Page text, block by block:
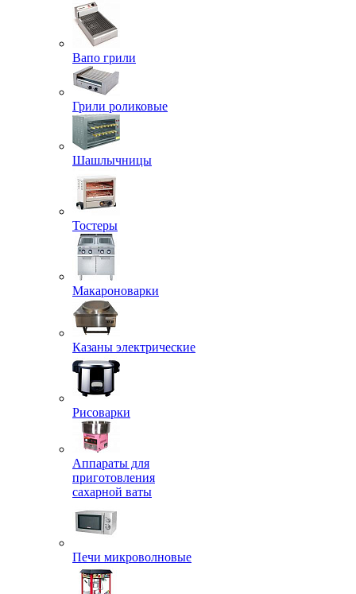
Вапо грили
Грили роликовые
Шашлычницы
Тостеры
Макароноварки
Казаны электрические
Рисоварки
Аппараты для
приготовления
сахарной ваты
Печи микроволновые